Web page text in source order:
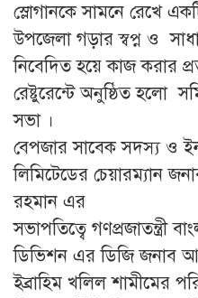
স্লোগানকে সামনে রেখে
উপজেলা গড়ার স্বপ্ন ও
নিবেদিত হয়ে কাজ করার
রেষ্টুরেন্টে অনুষ্ঠিত হলো
সভা ।
বেপজার সাবেক সদস্য ও
লিমিটেডের চেয়ারম্যান
রহমান এর
সভাপতিত্বে গণপ্রজাতন্ত্রী
ডিভিশন এর ডিজি জনাব
ইব্রাহিম খলিল শামীমের